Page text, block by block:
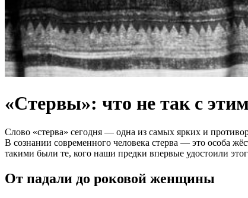
«Стервы»: что не так с
Слово «стерва» сегодня — одна из самых ярких и
В сознании современного человека стерва — это особа
такими были те, кого наши предки впервые удостоили
От падали до роковой женщины